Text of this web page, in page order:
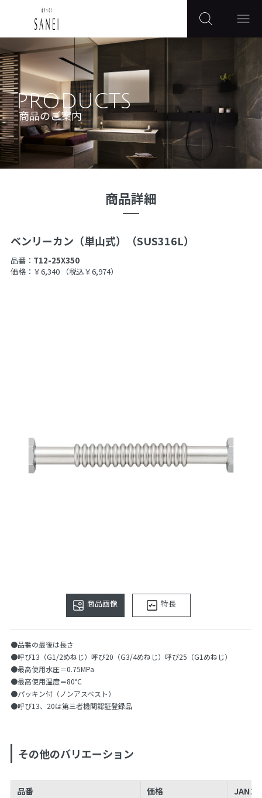
PRODUCTS
商品のご案内
商品詳細
ベンリーカン（単山式）（SUS316L）
品番： T12-25X350
価格：￥6,340
（税込￥6,974）
商品画像 特長
●品番の最後は長さ
●呼び13（G1/2めねじ）呼び20（G3/4めねじ）呼び25（G1めねじ）
●最高使用水圧＝0.75MPa
●最高使用温度＝80℃
●パッキン付（ノンアスベスト）
●呼び13、20は第三者機関認証登録品
その他のバリエーション
品番 価格
JANコ